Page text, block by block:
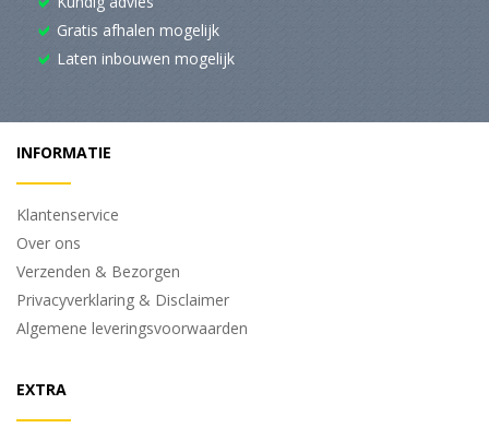
Gratis afhalen mogelijk
Laten inbouwen mogelijk
INFORMATIE
Klantenservice
Over ons
Verzenden & Bezorgen
Privacyverklaring & Disclaimer
Algemene leveringsvoorwaarden
EXTRA